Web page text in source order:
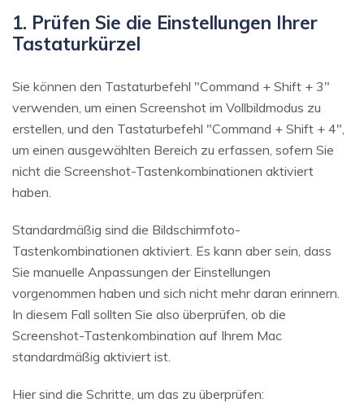
1. Prüfen Sie die Einstellungen Ihrer
Tastaturkürzel
Sie können den Tastaturbefehl "Command + Shift + 3"
verwenden, um einen Screenshot im Vollbildmodus zu
erstellen, und den Tastaturbefehl "Command + Shift + 4",
um einen ausgewählten Bereich zu erfassen, sofern Sie
nicht die Screenshot-Tastenkombinationen aktiviert
haben.
Standardmäßig sind die Bildschirmfoto-
Tastenkombinationen aktiviert. Es kann aber sein, dass
Sie manuelle Anpassungen der Einstellungen
vorgenommen haben und sich nicht mehr daran erinnern.
In diesem Fall sollten Sie also überprüfen, ob die
Screenshot-Tastenkombination auf Ihrem Mac
standardmäßig aktiviert ist.
Hier sind die Schritte, um das zu überprüfen: